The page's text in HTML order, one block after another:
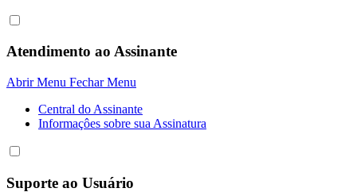
Atendimento ao Assinante
Abrir Menu Fechar Menu
Central do Assinante
Informaçôes sobre sua Assinatura
Suporte ao Usuário